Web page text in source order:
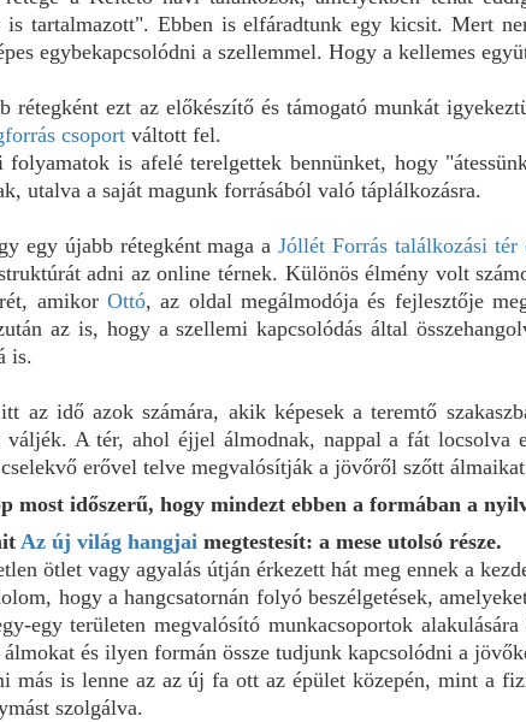
is tartalmazott". Ebben is elfáradtunk egy kicsit. Mert
egybekapcsolódni a szellemmel. Hogy a kellemes
rétegként ezt az előkészítő és támogató munkát
csoport váltott fel.
is afelé terelgettek bennünket, hogy
utalva a saját magunk forrásából való táplálkozásra.
egy újabb rétegként maga aJóllét Forrás találkozási tér
adni az online térnek. Különös élmény volt
amikor Ottó, az oldal megálmodója és fejlesztője
az is, hogy a szellemi kapcsolódás által
is.
az idő azok számára, akik képesek a teremtő
váljék. A tér, ahol éjjel álmodnak, nappal a fát
erővel telve megvalósítják a jövőről szőtt
most időszerű, hogy mindezt ebben a formában a
Az új világ hangjai megtestesít: a mese utolsó része.
ötlet vagy agyalás útján érkezett hát meg ennek a
hogy a hangcsatornán folyó beszélgetések,
egy területen megvalósító munkacsoportok
és ilyen formán össze tudjunk kapcsolódni a
más is lenne az az új fa ott az épület közepén, mint a
szolgálva.